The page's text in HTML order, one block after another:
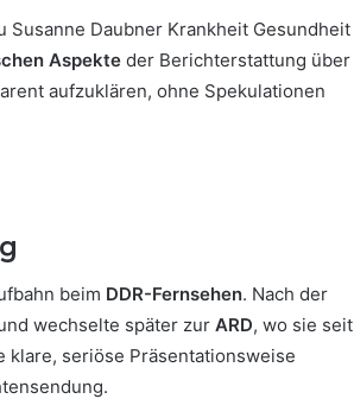
Daubner Krankheit Gesundheit
Aspekte der Berichterstattung über
aufzuklären, ohne Spekulationen
beim DDR-Fernsehen. Nach der
wechselte später zur ARD, wo sie seit
klare, seriöse Präsentationsweise